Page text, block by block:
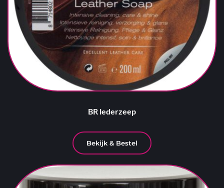
BR lederzeep
Bekijk & Bestel